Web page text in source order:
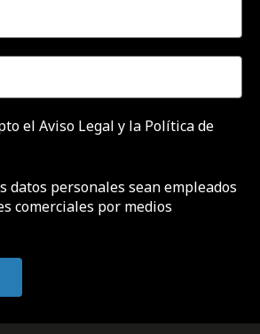
el Aviso Legal y la Política de
datos personales sean empleados
comerciales por medios